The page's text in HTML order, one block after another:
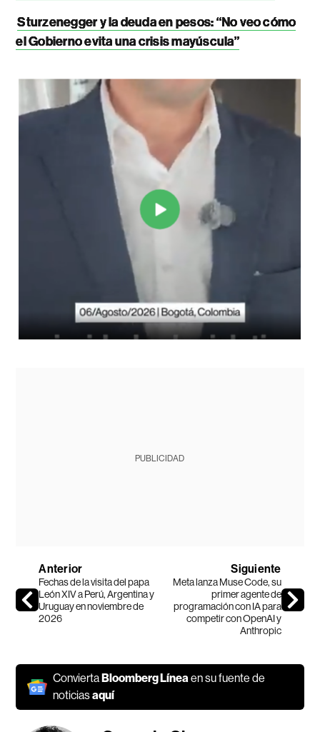
Sturzenegger y la deuda en pesos: “No veo cómo
el Gobierno evita una crisis mayúscula”
PUBLICIDAD
Anterior
Fechas de la visita del papa
León XIV a Perú, Argentina y
Uruguay en noviembre de
2026
Siguiente
Meta lanza Muse Code, su
primer agente de
programación con IA para
competir con OpenAI y
Anthropic
ConviertaBloomberg Líneaen su fuente de
noticiasaquí